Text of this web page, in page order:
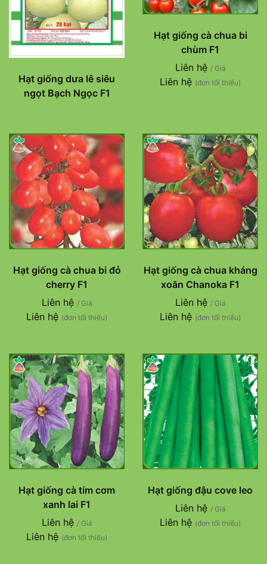
Hạt giống dưa lê siêu
ngọt Bạch Ngọc F1
Hạt giống cà chua bi
chùm F1
Liên hệ / Giá
Liên hệ (đơn tối thiểu)
Hạt giống cà chua bi đỏ
cherry F1
Liên hệ / Giá
Liên hệ (đơn tối thiểu)
Hạt giống cà chua kháng
xoăn Chanoka F1
Liên hệ / Giá
Liên hệ (đơn tối thiểu)
Hạt giống cà tím cơm
xanh lai F1
Liên hệ / Giá
Liên hệ (đơn tối thiểu)
Hạt giống đậu cove leo
Liên hệ / Giá
Liên hệ (đơn tối thiểu)